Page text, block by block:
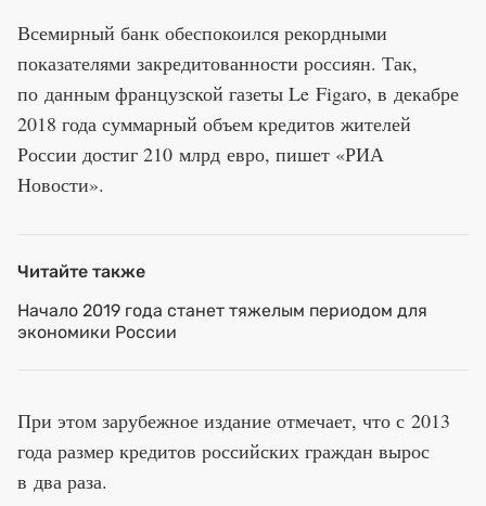
Всемирный банк обеспокоился рекордными
показателями закредитованности россиян. Так,
по данным французской газеты Le Figaro, в декабре
2018 года суммарный объем кредитов жителей
России достиг 210 млрд евро, пишет «РИА
Новости».
Читайте также
Начало 2019 года станет тяжелым периодом для
экономики России
При этом зарубежное издание отмечает, что с 2013
года размер кредитов российских граждан вырос
в два раза.